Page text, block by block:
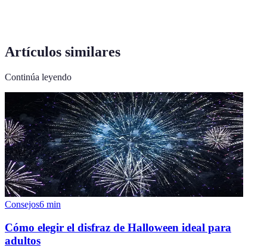
Artículos similares
Continúa leyendo
Consejos6 min
Cómo elegir el disfraz de Halloween ideal para
adultos